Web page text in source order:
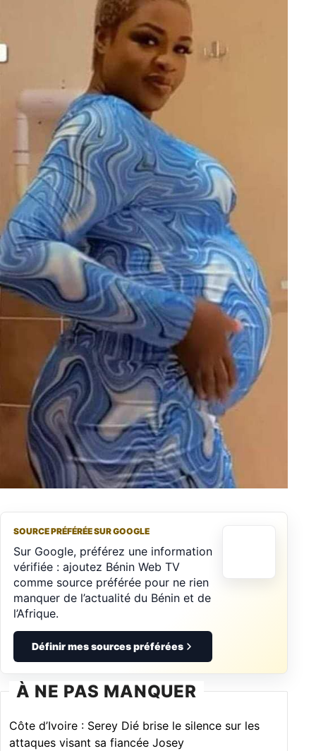
SOURCE PRÉFÉRÉE SUR GOOGLE
Sur Google, préférez une information
vérifiée : ajoutez Bénin Web TV
comme source préférée pour ne rien
manquer de l’actualité du Bénin et de
l’Afrique.
Définir mes sources préférées
À NE PAS MANQUER
Côte d’Ivoire : Serey Dié brise le silence sur les
attaques visant sa fiancée Josey